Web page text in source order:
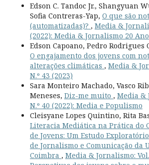
Edson C. Tandoc Jr., Shangyuan
Sofia Contreras-Yap, O que são
(automatizadas)? , Media &
(2022): Media & Jornalismo 20
Edson Capoano, Pedro Rodrigues
O engajamento dos jovens com
alterações climáticas , Media &
N.º 43 (2023)
Sara Monteiro Machado, Vasco
Meneses, Diz-me muito , Media &
N.º 40 (2022): Media e Populismo
Cleisyane Lopes Quintino, Rita
Literacia Mediática na Prática do
de Jovens: Um Estudo
de Jornalismo e Comunicação da
Coimbra , Media & Jornalismo: